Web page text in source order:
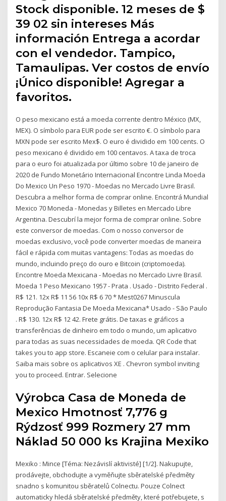
Stock disponible. 12 meses de $
39 02 sin intereses Más
información Entrega a acordar
con el vendedor. Tampico,
Tamaulipas. Ver costos de envío
¡Único disponible! Agregar a
favoritos.
O peso mexicano está a moeda corrente dentro México (MX,
MEX). O símbolo para EUR pode ser escrito €. O símbolo para
MXN pode ser escrito Mex$. O euro é dividido em 100 cents. O
peso mexicano é dividido em 100 centavos. A taxa de troca
para o euro foi atualizada por último sobre 10 de janeiro de
2020 de Fundo Monetário Internacional Encontre Linda Moeda
Do Mexico Un Peso 1970 - Moedas no Mercado Livre Brasil.
Descubra a melhor forma de comprar online. Encontrá Mundial
Mexico 70 Moneda - Monedas y Billetes en Mercado Libre
Argentina. Descubrí la mejor forma de comprar online. Sobre
este conversor de moedas. Com o nosso conversor de
moedas exclusivo, você pode converter moedas de maneira
fácil e rápida com muitas vantagens: Todas as moedas do
mundo, incluindo preço do ouro e Bitcoin (criptomoeda).
Encontre Moeda Mexicana - Moedas no Mercado Livre Brasil.
Moeda 1 Peso Mexicano 1957 - Prata . Usado - Distrito Federal .
R$ 121. 12x R$ 11 56 10x R$ 6 70 * Mest0267 Minuscula
Reprodução Fantasia De Moeda Mexicana* Usado - São Paulo
. R$ 130. 12x R$ 12 42. Frete grátis. De taxas e gráficos a
transferências de dinheiro em todo o mundo, um aplicativo
para todas as suas necessidades de moeda. QR Code that
takes you to app store. Escaneie com o celular para instalar.
Saiba mais sobre os aplicativos XE . Chevron symbol inviting
you to proceed. Entrar. Selecione
Výrobca Casa de Moneda de
Mexico Hmotnosť 7,776 g
Rýdzosť 999 Rozmery 27 mm
Náklad 50 000 ks Krajina Mexiko
Mexiko : Mince [Téma: Nezávislí aktivisté] [1/2]. Nakupujte,
prodávejte, obchodujte a vyměňujte sběratelské předměty
snadno s komunitou sběratelů Colnectu. Pouze Colnect
automaticky hledá sběratelské předměty, které potřebujete, s